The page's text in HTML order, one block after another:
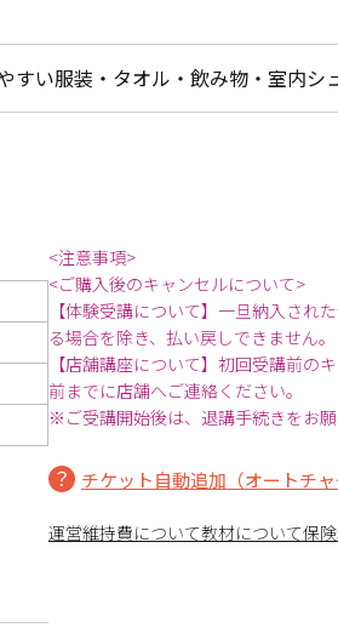
すい服装・タオル・飲み物・室内シ
<注意事項>
<ご購入後のキャンセルについて>
【体験受講について】一旦納入され
る場合を除き、払い戻しできません。
【店舗講座について】初回受講前の
前までに店舗へご連絡ください。
※ご受講開始後は、退講手続きをお
チケット自動追加（オートチ
運営維持費について教材について保